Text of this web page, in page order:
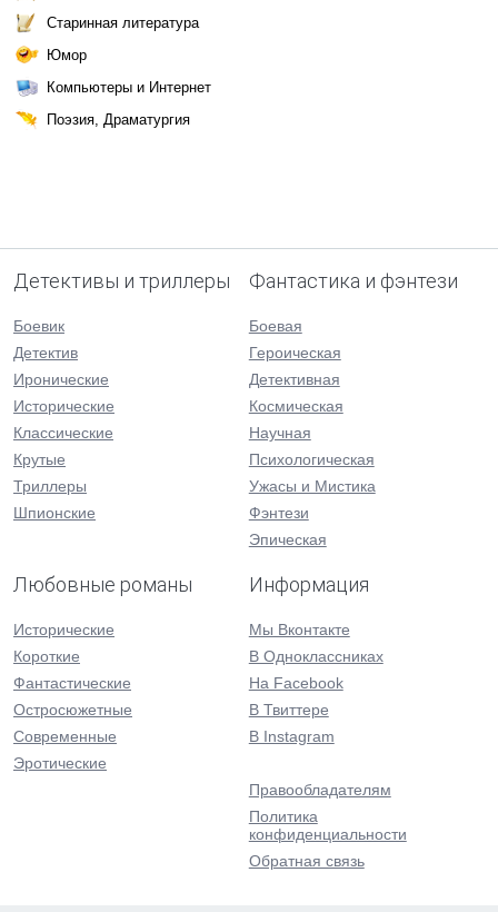
Старинная литература
Юмор
Компьютеры и Интернет
Поэзия, Драматургия
Детективы и триллеры
Боевик
Детектив
Иронические
Исторические
Классические
Крутые
Триллеры
Шпионские
Фантастика и фэнтези
Боевая
Героическая
Детективная
Космическая
Научная
Психологическая
Ужасы и Мистика
Фэнтези
Эпическая
Любовные романы
Исторические
Короткие
Фантастические
Остросюжетные
Современные
Эротические
Информация
Мы Вконтакте
В Одноклассниках
На Facebook
В Твиттере
В Instagram
Правообладателям
Политика
конфиденциальности
Обратная связь